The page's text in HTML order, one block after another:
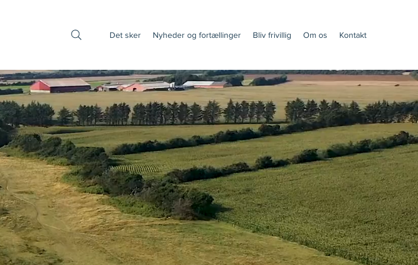
Det sker Nyheder og fortællinger Bliv frivillig Om os Kontakt